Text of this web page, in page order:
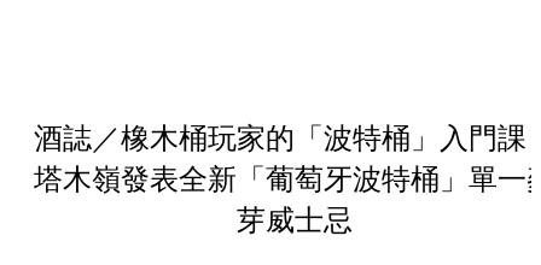
酒誌／橡木桶玩家的「波特桶」入門課
塔木嶺發表全新「葡萄牙波特桶」單一
芽威士忌